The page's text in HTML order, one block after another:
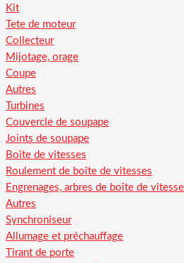
Kit
Tete de moteur
Collecteur
Mijotage, orage
Coupe
Autres
Turbines
Couvercle de soupape
Joints de soupape
Boîte de vitesses
Roulement de boîte de vitesses
Engrenages, arbres de boîte de
Autres
Synchroniseur
Allumage et préchauffage
Tirant de porte